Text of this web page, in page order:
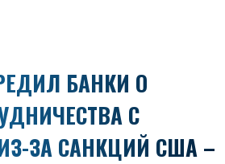
БАНКИ О
С
ЗА САНКЦИЙ США –